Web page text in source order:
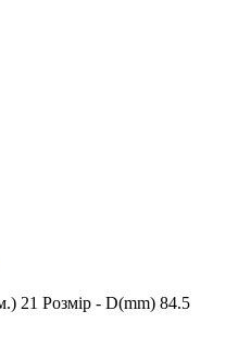
21 Розмір - D(mm) 84.5